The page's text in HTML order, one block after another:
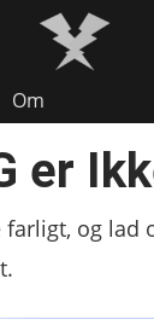
Om
er
farligt, og lad